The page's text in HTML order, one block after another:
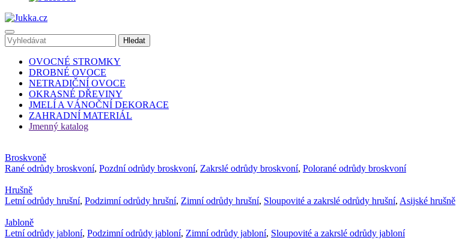
OVOCNÉ STROMKY
DROBNÉ OVOCE
NETRADIČNÍ OVOCE
OKRASNÉ DŘEVINY
JMELÍ A VÁNOČNÍ DEKORACE
ZAHRADNÍ MATERIÁL
Jmenný katalog
Broskvoně
Rané odrůdy broskvoní, Pozdní odrůdy broskvoní, Zakrslé odrůdy broskvoní, Polorané odrůdy broskvoní
Hrušně
Letní odrůdy hrušní, Podzimní odrůdy hrušní, Zimní odrůdy hrušní, Sloupovité a zakrslé odrůdy hrušní, Asijské hrušně
Jabloně
Letní odrůdy jabloní, Podzimní odrůdy jabloní, Zimní odrůdy jabloní, Sloupovité a zakrslé odrůdy jabloní